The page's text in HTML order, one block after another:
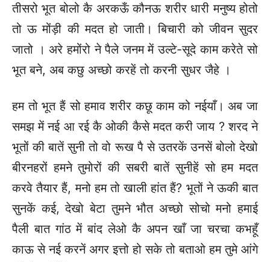
तीसरो भूत बोलो कै अरकऊँ कौनऊ शरीर धारी मनुष्य होतो
तो ऊ मोंड़ी की मदत हो जाती। बिचारी को जीवन सुदर
जातो । अरे हमोंरो ने पैले जनम में उल्टे-सूदे काम करेते सो
भूत बने, अब कछु अच्छो करहें तो करनी सुधर जैहे ।
हम तो भूत हैं सो हमाव शरीर कछू काम को नईयाँ। अब जा
समझ में नई आ रई कै ओकी कैसे मदत करी जाय ? शरद ने
भूतों की बातें सुनी तो वो रूख पै से उतरकें उनसें बोलो देखो
बीरनहरों हमने तुमोरों की सबरी बातें सुनीहें सो हम मदत
करवे तैयार हैं, मनो हम तो खाली हांत हैं? भूतों ने ऊकी बात
सुनकें कई, देखो बेटा तुमने भौत अच्छो सोचो मनो हमाई
पैली बात गांठ में बांद लेओ कै अपन खाँ जा चरचा कभहूँ
काऊ से नई करनें अगर इत्तो हो सके तो बताओ हम तुमे आंगे